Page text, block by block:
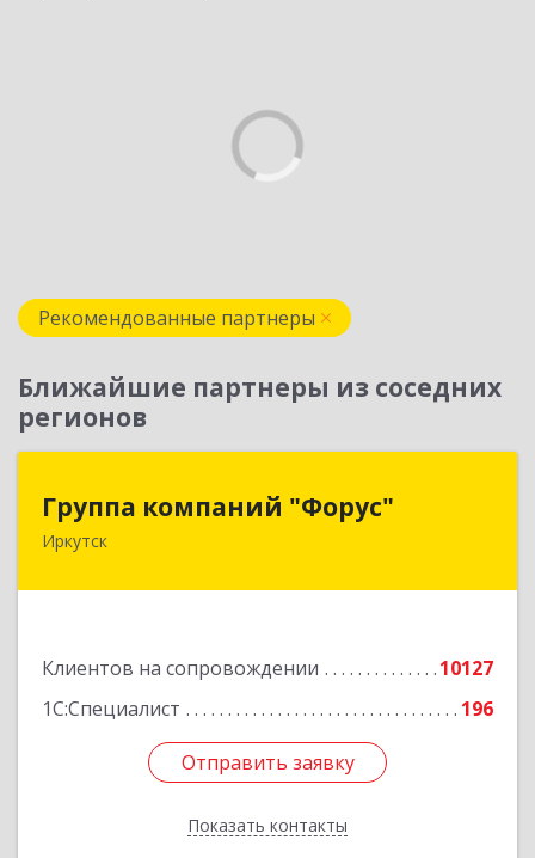
Рекомендованные партнеры
Ближайшие партнеры из соседних
регионов
Группа компаний "Форус"
Иркутск
Клиентов на сопровождении
10127
1С:Специалист
196
Отправить заявку
Показать контакты
Группа компаний "Форус"
664007, Иркутская обл, Иркутск г, Ямская ул,
Отправить заявку
Назад